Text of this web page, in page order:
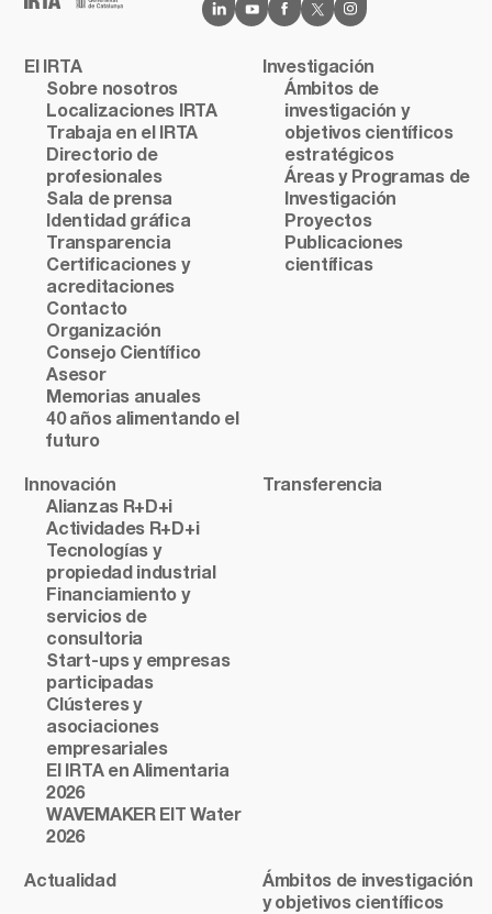
El IRTA
Sobre nosotros
Localizaciones IRTA
Trabaja en el IRTA
Directorio de
profesionales
Sala de prensa
Identidad gráfica
Transparencia
Certificaciones y
acreditaciones
Contacto
Organización
Consejo Científico
Asesor
Memorias anuales
40 años alimentando el
futuro
Investigación
Ámbitos de
investigación y
objetivos científicos
estratégicos
Áreas y Programas de
Investigación
Proyectos
Publicaciones
científicas
Innovación
Alianzas R+D+i
Actividades R+D+i
Tecnologías y
propiedad industrial
Financiamiento y
servicios de
consultoria
Start-ups y empresas
participadas
Clústeres y
asociaciones
empresariales
El IRTA en Alimentaria
2026
WAVEMAKER EIT Water
2026
Transferencia
Actualidad
Ámbitos de investigación
y objetivos científicos